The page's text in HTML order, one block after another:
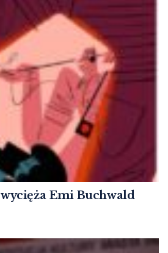
Emi Buchwald